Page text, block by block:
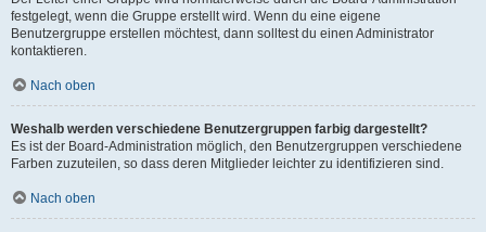
festgelegt, wenn die Gruppe erstellt wird. Wenn du eine eigene
Benutzergruppe erstellen möchtest, dann solltest du einen Administrator
kontaktieren.
Nach oben
Weshalb werden verschiedene Benutzergruppen farbig dargestellt?
Es ist der Board-Administration möglich, den Benutzergruppen verschiedene
Farben zuzuteilen, so dass deren Mitglieder leichter zu identifizieren sind.
Nach oben